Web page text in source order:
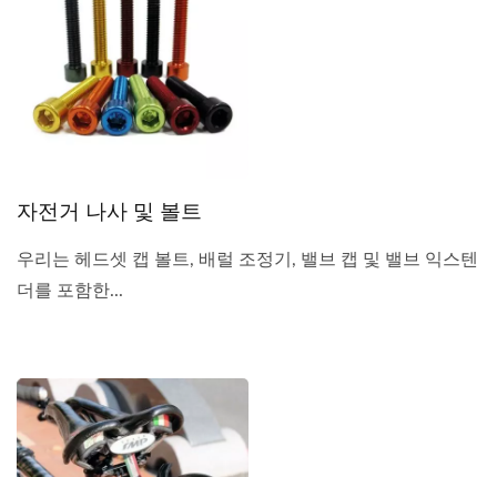
자전거 나사 및 볼트
우리는 헤드셋 캡 볼트, 배럴 조정기, 밸브 캡 및 밸브 익스텐
더를 포함한...